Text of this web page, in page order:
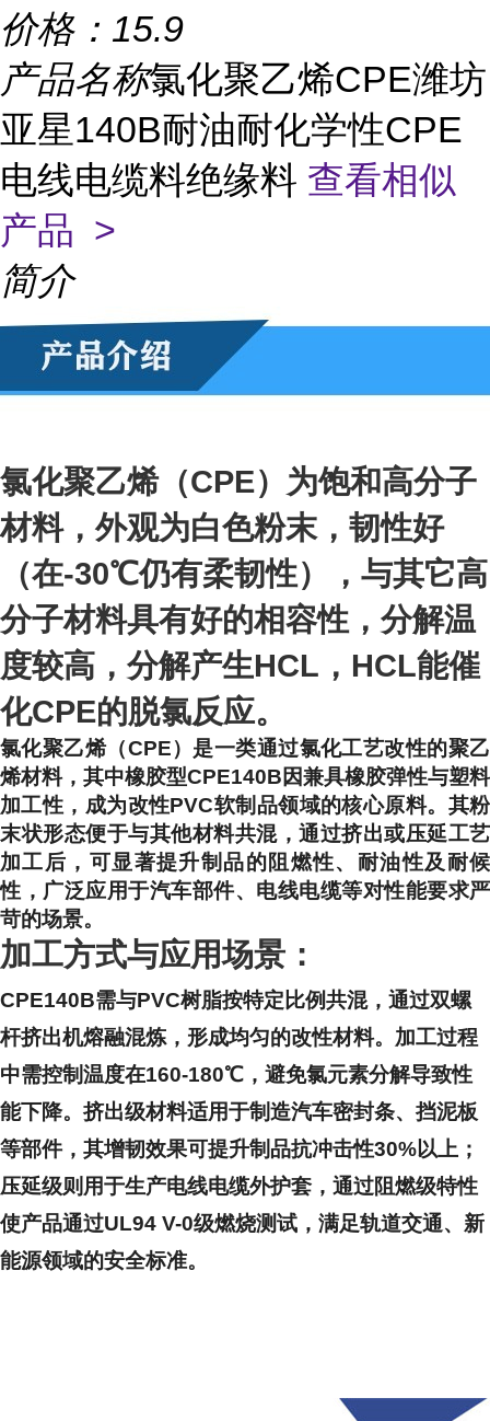
价格： 15.9
产品名称氯化聚乙烯CPE潍坊
亚星140B耐油耐化学性CPE
电线电缆料绝缘料 查看相似
产品 >
简介
氯化聚乙烯（CPE）为饱和高分子
材料，外观为白色粉末，韧性好
（在-30℃仍有柔韧性），与其它高
分子材料具有好的相容性，分解温
度较高，分解产生HCL，HCL能催
化CPE的脱氯反应。
氯化聚乙烯（CPE）是一类通过氯化工艺改性的聚乙
烯材料，其中橡胶型CPE140B因兼具橡胶弹性与塑料
加工性，成为改性PVC软制品领域的核心原料。其粉
末状形态便于与其他材料共混，通过挤出或压延工艺
加工后，可显著提升制品的阻燃性、耐油性及耐候
性，广泛应用于汽车部件、电线电缆等对性能要求严
苛的场景。
加工方式与应用场景：
CPE140B需与PVC树脂按特定比例共混，通过双螺
杆挤出机熔融混炼，形成均匀的改性材料。加工过程
中需控制温度在160-180℃，避免氯元素分解导致性
能下降。挤出级材料适用于制造汽车密封条、挡泥板
等部件，其增韧效果可提升制品抗冲击性30%以上；
压延级则用于生产电线电缆外护套，通过阻燃级特性
使产品通过UL94 V-0级燃烧测试，满足轨道交通、新
能源领域的安全标准。